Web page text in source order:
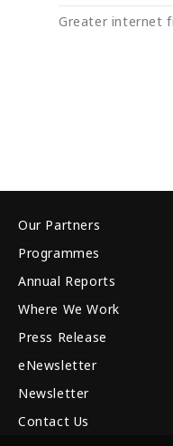
Greater internet
Our Partners
Programmes
Annual Reports
Where We Work
Press Release
eNewsletter
Newsletter
Contact Us